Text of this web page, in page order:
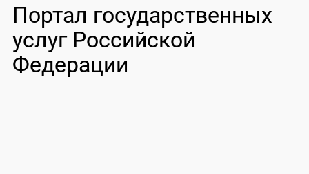
Портал государственных
услуг Российской
Федерации